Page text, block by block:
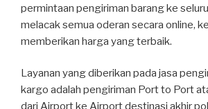
permintaan pengiriman barang ke
melacak semua oderan secara online,
memberikan harga yang terbaik.
Layanan yang diberikan pada jasa
kargo adalah pengiriman Port to Port
dari Airport ke Airport destinasi akhir